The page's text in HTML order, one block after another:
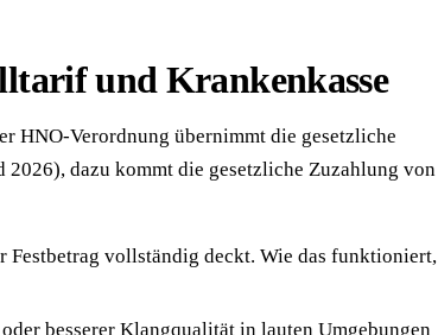
und Krankenkasse
HNO-Verordnung übernimmt die gesetzliche
2026), dazu kommt die gesetzliche Zuzahlung von
Festbetrag vollständig deckt. Wie das funktioniert,
besserer Klangqualität in lauten Umgebungen